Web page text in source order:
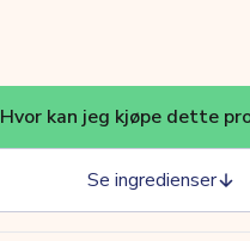
Hvor kan jeg kjøpe dette
Se ingredienser